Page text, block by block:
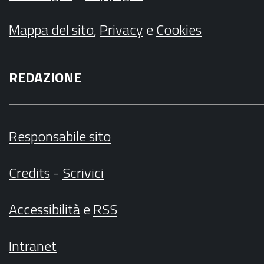
Mappa del sito,PrivacyeCookies
REDAZIONE
Responsabile sito
Credits- Scrivici
AccessibilitàeRSS
Intranet